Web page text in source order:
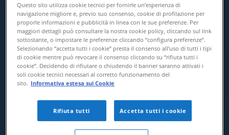
Questo sito utilizza cookie tecnici per fornirle un’esperienza di
navigazione migliore e, previo suo consenso, cookie di profilazione per
proporle informazioni e pubblicità in linea con le sue preferenze. Per
maggiori dettagli può consultare la nostra cookie policy, cliccando sul link
sottostante, o impostare le preferenze cliccando “configura preferenze”.
Selezionando “accetta tutti i cookie” presta il consenso all’uso di tutti i tipi
di cookie mentre può revocare il consenso cliccando su “rifiuta tutti i
cookie”. Decidendo di rifiutare o chiudendo il banner saranno attivati i
soli cookie tecnici necessari al corretto funzionamento del
sito. Informativa estesa sui Cookie
Rifiuta tutti Accetta tutti i cookie